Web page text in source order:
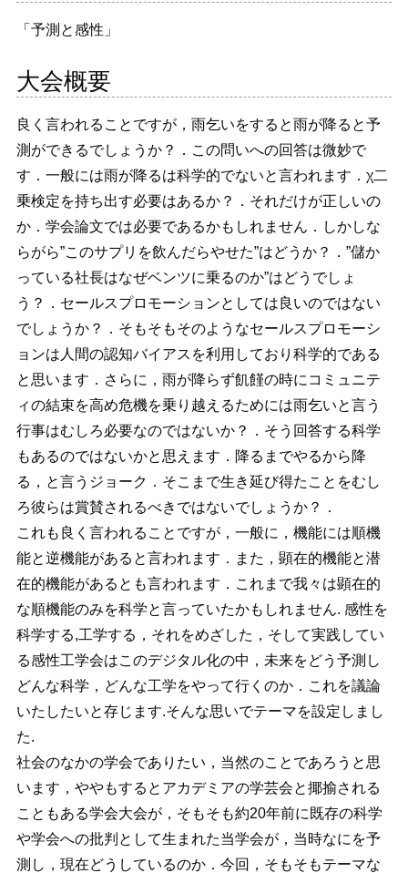
「予測と感性」
大会概要
良く言われることですが，雨乞いをすると雨が降ると予
測ができるでしょうか？．この問いへの回答は微妙で
す．一般には雨が降るは科学的でないと言われます．χ二
乗検定を持ち出す必要はあるか？．それだけが正しいの
か．学会論文では必要であるかもしれません．しかしな
らがら”このサプリを飲んだらやせた”はどうか？．”儲か
っている社長はなぜベンツに乗るのか”はどうでしょ
う？．セールスプロモーションとしては良いのではない
でしょうか？．そもそもそのようなセールスプロモーシ
ョンは人間の認知バイアスを利用しており科学的である
と思います．さらに，雨が降らず飢饉の時にコミュニテ
ィの結束を高め危機を乗り越えるためには雨乞いと言う
行事はむしろ必要なのではないか？．そう回答する科学
もあるのではないかと思えます．降るまでやるから降
る，と言うジョーク．そこまで生き延び得たことをむし
ろ彼らは賞賛されるべきではないでしょうか？．
これも良く言われることですが，一般に，機能には順機
能と逆機能があると言われます．また，顕在的機能と潜
在的機能があるとも言われます．これまで我々は顕在的
な順機能のみを科学と言っていたかもしれません. 感性を
科学する,工学する，それをめざした，そして実践してい
る感性工学会はこのデジタル化の中，未来をどう予測し
どんな科学，どんな工学をやって行くのか．これを議論
いたしたいと存じます.そんな思いでテーマを設定しまし
た.
社会のなかの学会でありたい，当然のことであろうと思
います，ややもするとアカデミアの学芸会と揶揄される
こともある学会大会が，そもそも約20年前に既存の科学
や学会への批判として生まれた当学会が，当時なにを予
測し，現在どうしているのか．今回，そもそもテーマな